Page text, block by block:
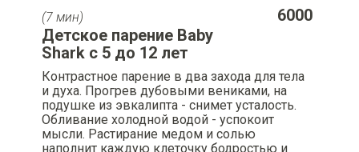
(7 мин)
Контрастное парение в два захода для тела
и духа. Прогрев дубовыми вениками, на
подушке из эвкалипта - снимет усталость.
Обливание холодной водой - успокоит
мысли. Растирание медом и солью
наполнит каждую клеточку бодростью и
6000
Детское парение Baby
Shark c 5 до 12 лет